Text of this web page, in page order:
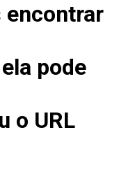
encontrar
pode
o URL